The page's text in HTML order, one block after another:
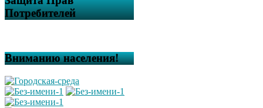
Потребителей
Вниманию населения!